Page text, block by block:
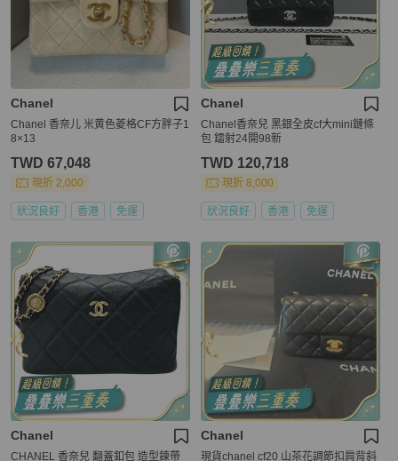
Chanel
Chanel 香奈儿 米黄色菱格CF方胖子1
8×13
TWD 67,048
現折 2,000
狀況良好 香港 免運
Chanel
Chanel香奈兒 黑銀全皮cf大mini鏈條
包 鐳射24開98新
TWD 120,718
現折 8,000
狀況良好 香港 免運
Chanel
CHANEL 香奈兒 翻蓋釦包 造型鍊帶
Chanel
現貨chanel cf20 山茶花調節扣肩背斜